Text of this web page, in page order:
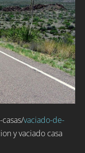
/vaciado-de-
y vaciado casa